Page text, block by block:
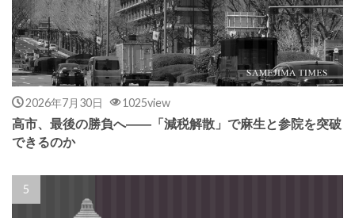
2026年7月30日 1025view
高市、最後の勝負へ――「減税解散」で麻生と参院を突破
できるのか